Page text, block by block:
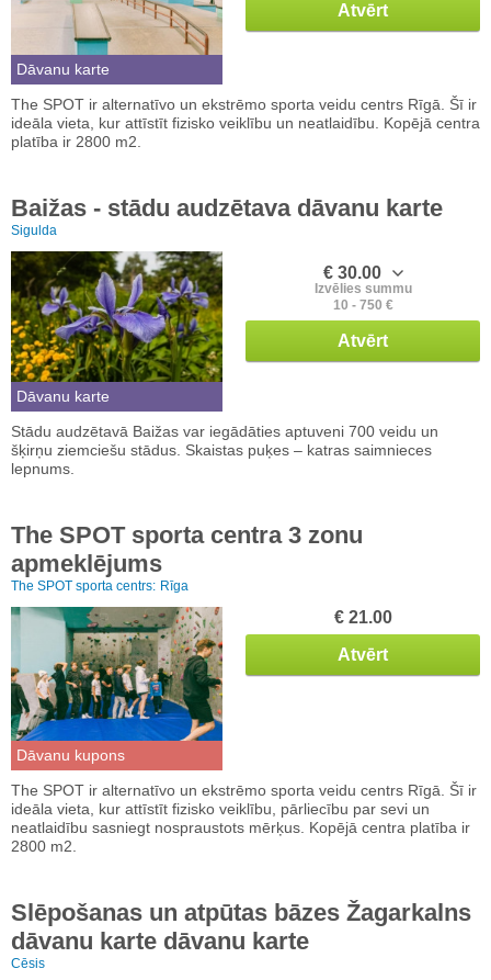
Dāvanu karte
Atvērt
The SPOT ir alternatīvo un ekstrēmo sporta veidu centrs Rīgā. Šī ir
ideāla vieta, kur attīstīt fizisko veiklību un neatlaidību. Kopējā centra
platība ir 2800 m2.
Baižas - stādu audzētava dāvanu karte
Sigulda
Dāvanu karte
€ 30.00
Izvēlies summu
10 - 750 €
Atvērt
Stādu audzētavā Baižas var iegādāties aptuveni 700 veidu un
šķirņu ziemciešu stādus. Skaistas puķes – katras saimnieces
lepnums.
The SPOT sporta centra 3 zonu
apmeklējums
The SPOT sporta centrs: Rīga
Dāvanu kupons
€ 21.00
Atvērt
The SPOT ir alternatīvo un ekstrēmo sporta veidu centrs Rīgā. Šī ir
ideāla vieta, kur attīstīt fizisko veiklību, pārliecību par sevi un
neatlaidību sasniegt nospraustots mērķus. Kopējā centra platība ir
2800 m2.
Slēpošanas un atpūtas bāzes Žagarkalns
dāvanu karte dāvanu karte
Cēsis